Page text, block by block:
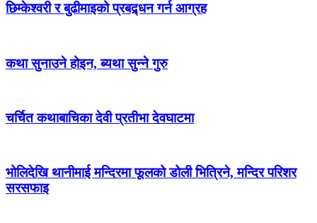
छिम्केश्वरी र बुढीमाइको प्रबद्र्धन गर्न आग्रह
कथा सुनाउने होइन, ब्यथा सुन्ने गुरु
चर्चित कथाबाचिका देवी प्रतीभा देवघाटमा
भोलिदेखि थानीमाई मन्दिरमा फूलको डोली भित्रिने, मन्दिर परिशर
सरसफाइ